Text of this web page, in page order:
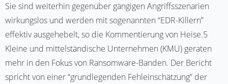
Sie sind weiterhin gegenüber gängigen Angriffsszenarien
wirkungslos und werden mit sogenannten “EDR-Killern”
effektiv ausgehebelt, so die Kommentierung von Heise.5
Kleine und mittelständische Unternehmen (KMU) geraten
mehr in den Fokus von Ransomware-Banden. Der Bericht
spricht von einer “grundlegenden Fehleinschätzung” der